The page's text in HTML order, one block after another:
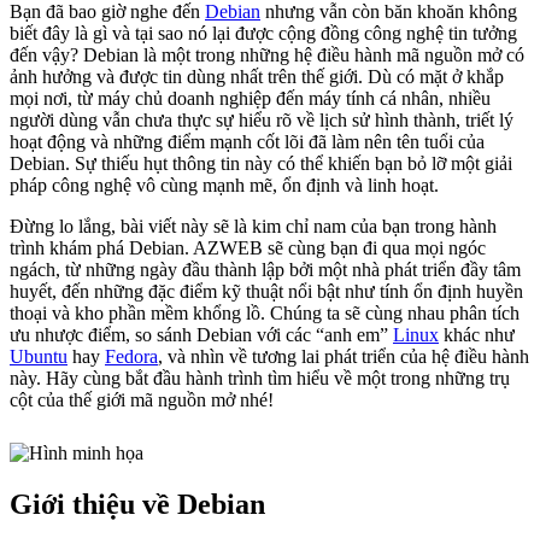
Bạn đã bao giờ nghe đến Debian nhưng vẫn còn băn khoăn không
biết đây là gì và tại sao nó lại được cộng đồng công nghệ tin tưởng
đến vậy? Debian là một trong những hệ điều hành mã nguồn mở có
ảnh hưởng và được tin dùng nhất trên thế giới. Dù có mặt ở khắp
mọi nơi, từ máy chủ doanh nghiệp đến máy tính cá nhân, nhiều
người dùng vẫn chưa thực sự hiểu rõ về lịch sử hình thành, triết lý
hoạt động và những điểm mạnh cốt lõi đã làm nên tên tuổi của
Debian. Sự thiếu hụt thông tin này có thể khiến bạn bỏ lỡ một giải
pháp công nghệ vô cùng mạnh mẽ, ổn định và linh hoạt.
Đừng lo lắng, bài viết này sẽ là kim chỉ nam của bạn trong hành
trình khám phá Debian. AZWEB sẽ cùng bạn đi qua mọi ngóc
ngách, từ những ngày đầu thành lập bởi một nhà phát triển đầy tâm
huyết, đến những đặc điểm kỹ thuật nổi bật như tính ổn định huyền
thoại và kho phần mềm khổng lồ. Chúng ta sẽ cùng nhau phân tích
ưu nhược điểm, so sánh Debian với các “anh em” Linux khác như
Ubuntu hay Fedora, và nhìn về tương lai phát triển của hệ điều hành
này. Hãy cùng bắt đầu hành trình tìm hiểu về một trong những trụ
cột của thế giới mã nguồn mở nhé!
Giới thiệu về Debian